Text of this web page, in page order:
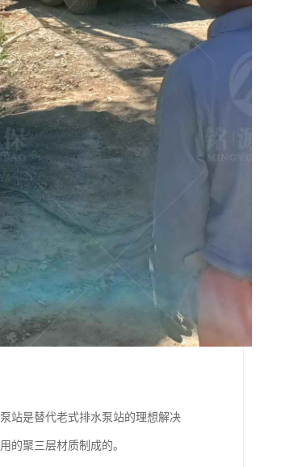
站是替代老式排水泵站的理想解决
的聚三层材质制成的。